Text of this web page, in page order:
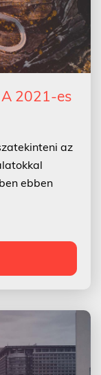
A 2021-es
az
ebben